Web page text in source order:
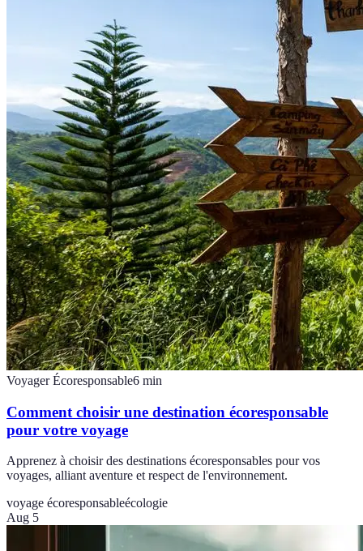
Voyager Écoresponsable6 min
Comment choisir une destination écoresponsable
pour votre voyage
Apprenez à choisir des destinations écoresponsables pour vos
voyages, alliant aventure et respect de l'environnement.
voyage écoresponsableécologie
Aug 5